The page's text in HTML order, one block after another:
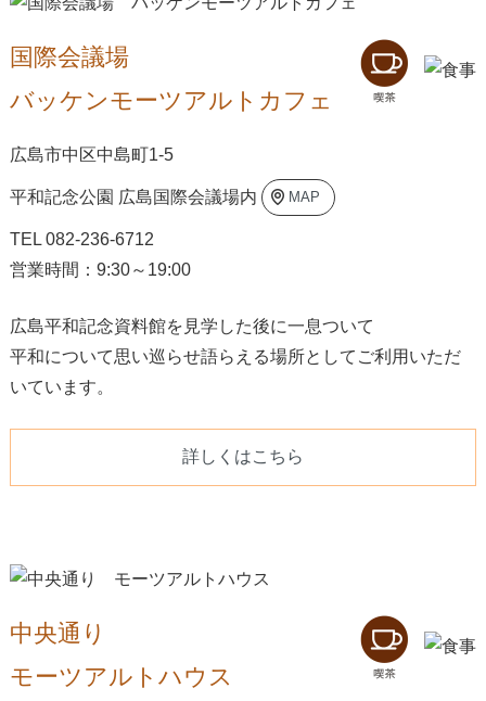
国際会議場
バッケンモーツアルトカフェ
広島市中区中島町1-5
平和記念公園 広島国際会議場内 MAP
TEL 082-236-6712
営業時間：9:30～19:00
広島平和記念資料館を見学した後に一息ついて
平和について思い巡らせ語らえる場所としてご利用いただ
いています。
詳しくはこちら
中央通り
モーツアルトハウス